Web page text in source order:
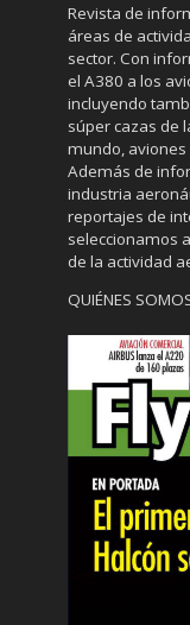
Revista de
áreas de
sector. Con
el A380 a los
incluyendo
súper cazas de
mundo,
Además de
industria
reportajes de
seleccionamos
de la actividad
QUIÉNES